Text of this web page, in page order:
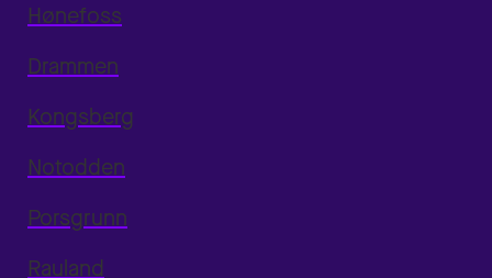
Hønefoss
Drammen
Kongsberg
Notodden
Porsgrunn
Rauland